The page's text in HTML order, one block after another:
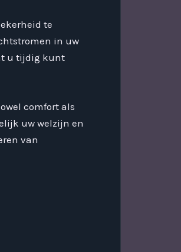
te
in uw
u tijdig kunt
comfort als
uw welzijn en
van